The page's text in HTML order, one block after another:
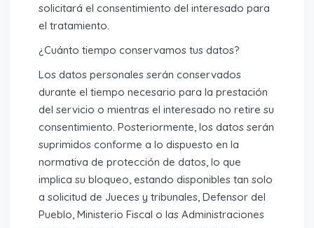
solicitará el consentimiento del interesado para
el tratamiento.
¿Cuánto tiempo conservamos tus datos?
Los datos personales serán conservados
durante el tiempo necesario para la prestación
del servicio o mientras el interesado no retire su
consentimiento. Posteriormente, los datos serán
suprimidos conforme a lo dispuesto en la
normativa de protección de datos, lo que
implica su bloqueo, estando disponibles tan solo
a solicitud de Jueces y tribunales, Defensor del
Pueblo, Ministerio Fiscal o las Administraciones